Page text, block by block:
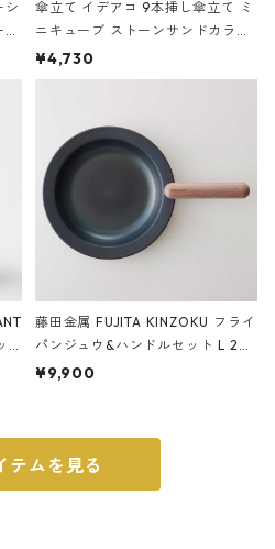
シ
傘立て イデアコ 9本挿し傘立て ミ
ニキューブ ストーンサンドカラー
石調 ideaco Umbrella Stand CUB
E ストーンサンドブラック
¥4,730
藤田金属 FUJITA KINZOKU フライ
パンジュウ&ハンドルセット L 24c
m ガス火・IH対応 鉄フライパン
¥9,900
テムを見る